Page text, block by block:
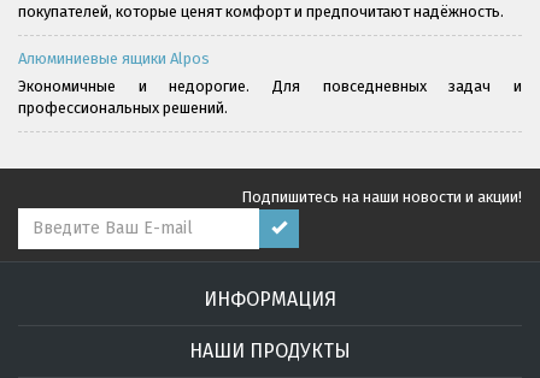
покупателей, которые ценят комфорт и предпочитают надёжность.
Алюминиевые ящики Alpos
Экономичные и недорогие. Для повседневных задач и
профессиональных решений.
Подпишитесь на наши новости и акции!
ИНФОРМАЦИЯ
НАШИ ПРОДУКТЫ